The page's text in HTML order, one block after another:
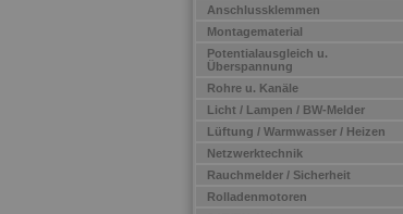
Anschlussklemmen
Montagematerial
Potentialausgleich u.
Überspannung
Rohre u. Kanäle
Licht / Lampen / BW-Melder
Lüftung / Warmwasser / Heizen
Netzwerktechnik
Rauchmelder / Sicherheit
Rolladenmotoren